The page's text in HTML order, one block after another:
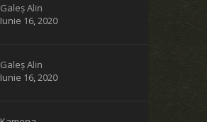
Galeș Alin
Iunie 16, 2020
Galeș Alin
Iunie 16, 2020